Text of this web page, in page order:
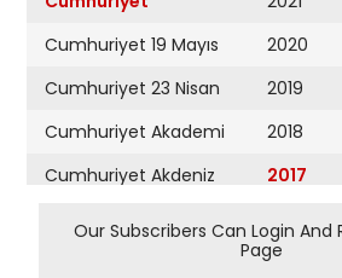
Cumhuriyet 19 Mayıs
Cumhuriyet 23 Nisan
Cumhuriyet Akademi
Cumhuriyet Akdeniz
Cumhuriyet Alışveriş
2020
2019
2018
2017
2016
2015
Our Subscribers Can Login And
Page